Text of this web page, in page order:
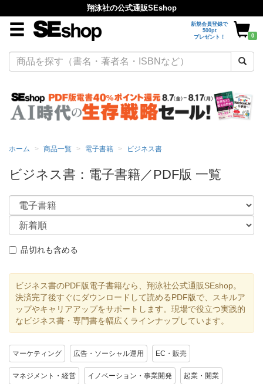
翔泳社の公式通販SEshop
新規会員登録で
500pt
プレゼント！
0
ホーム 商品一覧 電子書籍 ビジネス書
ビジネス書：電子書籍／PDF版 一覧
品切れも含める
ビジネス書のPDF版電子書籍なら、翔泳社公式通販SEshop。
決済完了後すぐにダウンロードして読めるPDF版で、スキルア
ップやキャリアアップをサポートします。現場で役立つ実践的
なビジネス書・専門書を幅広くラインナップしています。
マーケティング 広告・ソーシャル運用 EC・販売
マネジメント・経営 イノベーション・事業開発 起業・開業